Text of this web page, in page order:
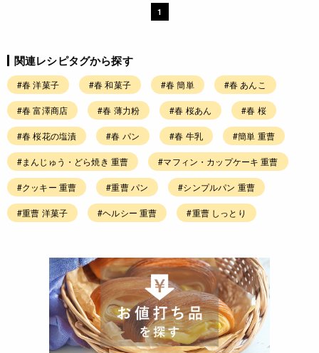
1
関連レシピタグから探す
#春 洋菓子 #春 和菓子 #春 簡単 #春 あんこ
#春 富澤商店 #春 薄力粉 #春 桜あん #春 桜
#春 桜花の塩漬 #春 パン #春 牛乳 #簡単 重曹
#まんじゅう・どら焼き 重曹 #マフィン・カップケーキ 重曹
#クッキー 重曹 #重曹 パン #シンプルパン 重曹
#重曹 洋菓子 #ヘルシー 重曹 #重曹 しっとり